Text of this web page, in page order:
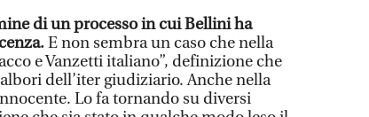
di un processo in cui Bellini ha
E non sembra un caso che nella
e Vanzetti italiano”, definizione che
dell’iter giudiziario. Anche nella
Lo fa tornando su diversi